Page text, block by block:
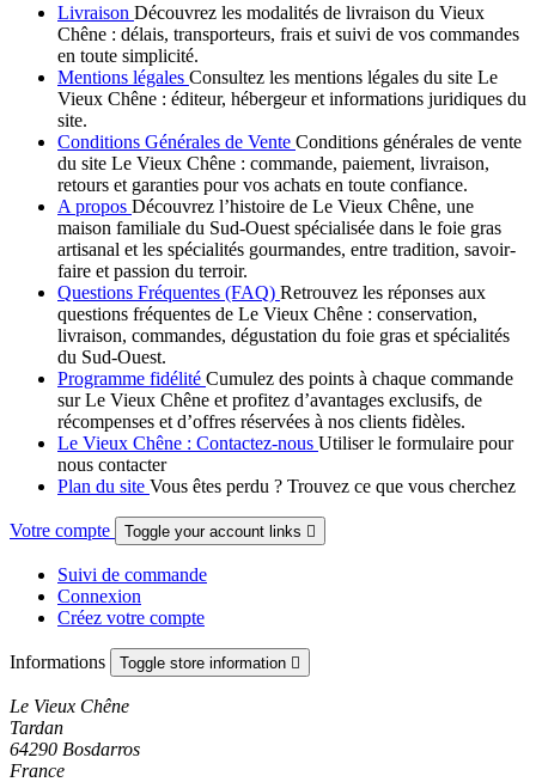
Livraison Découvrez les modalités de livraison du Vieux
Chêne : délais, transporteurs, frais et suivi de vos commandes
en toute simplicité.
Mentions légales Consultez les mentions légales du site Le
Vieux Chêne : éditeur, hébergeur et informations juridiques du
site.
Conditions Générales de Vente Conditions générales de vente
du site Le Vieux Chêne : commande, paiement, livraison,
retours et garanties pour vos achats en toute confiance.
A propos Découvrez l’histoire de Le Vieux Chêne, une
maison familiale du Sud-Ouest spécialisée dans le foie gras
artisanal et les spécialités gourmandes, entre tradition, savoir-
faire et passion du terroir.
Questions Fréquentes (FAQ) Retrouvez les réponses aux
questions fréquentes de Le Vieux Chêne : conservation,
livraison, commandes, dégustation du foie gras et spécialités
du Sud-Ouest.
Programme fidélité Cumulez des points à chaque commande
sur Le Vieux Chêne et profitez d’avantages exclusifs, de
récompenses et d’offres réservées à nos clients fidèles.
Le Vieux Chêne : Contactez-nous Utiliser le formulaire pour
nous contacter
Plan du site Vous êtes perdu ? Trouvez ce que vous cherchez
Votre compte Toggle your account links 
Suivi de commande
Connexion
Créez votre compte
Informations Toggle store information 
Le Vieux Chêne
Tardan
64290 Bosdarros
France